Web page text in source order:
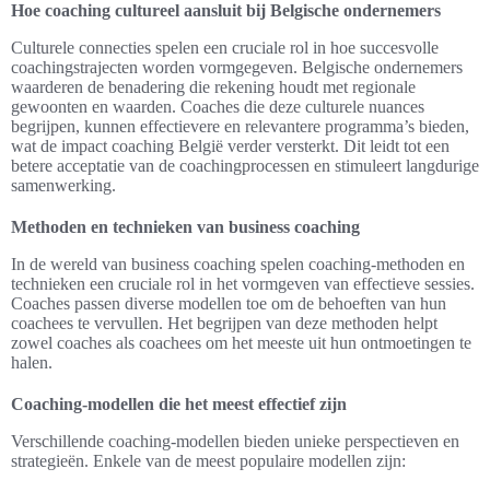
Hoe coaching cultureel aansluit bij Belgische ondernemers
Culturele connecties spelen een cruciale rol in hoe succesvolle
coachingstrajecten worden vormgegeven. Belgische ondernemers
waarderen de benadering die rekening houdt met regionale
gewoonten en waarden. Coaches die deze culturele nuances
begrijpen, kunnen effectievere en relevantere programma’s bieden,
wat de impact coaching België verder versterkt. Dit leidt tot een
betere acceptatie van de coachingprocessen en stimuleert langdurige
samenwerking.
Methoden en technieken van business coaching
In de wereld van business coaching spelen coaching-methoden en
technieken een cruciale rol in het vormgeven van effectieve sessies.
Coaches passen diverse modellen toe om de behoeften van hun
coachees te vervullen. Het begrijpen van deze methoden helpt
zowel coaches als coachees om het meeste uit hun ontmoetingen te
halen.
Coaching-modellen die het meest effectief zijn
Verschillende coaching-modellen bieden unieke perspectieven en
strategieën. Enkele van de meest populaire modellen zijn: